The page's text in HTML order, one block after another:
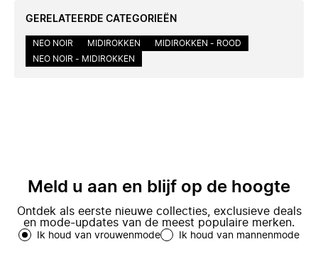
GERELATEERDE CATEGORIEËN
NEO NOIR MIDIROKKEN
MIDIROKKEN - ROOD
NEO NOIR - MIDIROKKEN
Meld u aan en blijf op de hoogte
Ontdek als eerste nieuwe collecties, exclusieve deals
en mode-updates van de meest populaire merken.
Ik houd van vrouwenmode Ik houd van mannenmode